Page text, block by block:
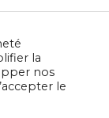
la
nos
le